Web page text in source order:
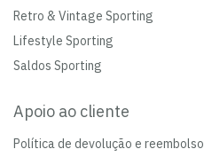
Retro & Vintage Sporting
Lifestyle Sporting
Saldos Sporting
Apoio ao cliente
Política de devolução e reembolso